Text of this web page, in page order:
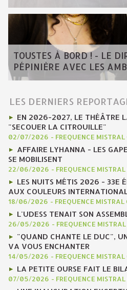
TOUSTES À BORD ! - LE
PÉPINIÈRE AVEC LES
LES DERNIERS
EN 2026-2027, LE THÉÂTRE
"SECOUER LA CITROUILLE"
02/07/2026 - FREQUENCE MISTRAL
AFFAIRE LYHANNA - LES
SE MOBILISENT
22/06/2026 - FREQUENCE MISTRAL
LES NUITS MÉTIS 2026 - 33E
AUX COULEURS
18/06/2026 - FREQUENCE MISTRAL
L'UDESS TENAIT SON
26/05/2026 - FREQUENCE
"QUAND CHANTE LE DUC",
VA VOUS ENCHANTER
14/05/2026 - FREQUENCE MISTRAL
LA PETITE OURSE FAIT LE
07/05/2026 - FREQUENCE MISTRAL